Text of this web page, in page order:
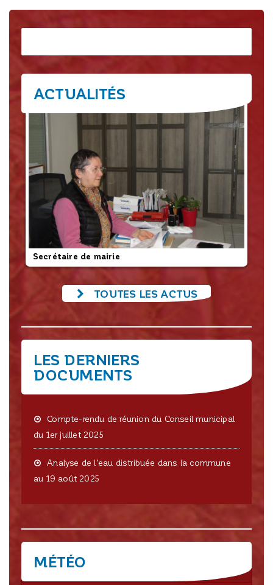
ACTUALITÉS
Secrétaire de mairie
TOUTES LES ACTUS
LES DERNIERS
DOCUMENTS
Compte-rendu de réunion du Conseil municipal
du 1er juillet 2025
Analyse de l’eau distribuée dans la commune
au 19 août 2025
MÉTÉO